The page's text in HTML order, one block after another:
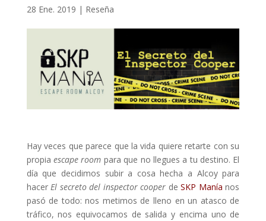
28 Ene. 2019 | Reseña
Hay veces que parece que la vida quiere retarte con su
propia escape room para que no llegues a tu destino. El
día que decidimos subir a cosa hecha a Alcoy para
hacerEl secreto del inspector cooper de SKP Manía nos
pasó de todo: nos metimos de lleno en un atasco de
tráfico, nos equivocamos de salida y encima uno de